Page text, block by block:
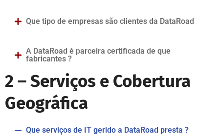
Que tipo de empresas são clientes da DataRoad
A DataRoad é parceira certificada de que
fabricantes ?
2 –Serviços e Cobertura
Geográfica
Que serviços de IT gerido a DataRoad presta ?